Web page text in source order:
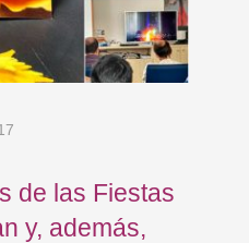
de las Fiestas
y, además,